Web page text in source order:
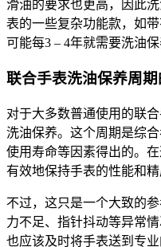
滑油的要求也更高，因此
表的一些复杂功能款，如
可能每3 – 4年就需要洗油保
联合手表洗油保养周
对于大多数普通使用的联
洗油保养。这个周期是综
使用寿命等因素得出的。
有效地保持手表的性能和精
不过，这只是一个大致的
力不足、指针抖动等异常
也应该及时将手表送到专